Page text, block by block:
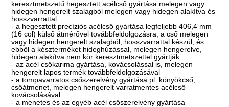
keresztmetszetű hegesztett acélcső gyártása melegen vagy
hidegen hengerelt szalagból melegen vagy hidegen alakítva és
hosszvarrattal
- a hegesztett precíziós acélcső gyártása legfeljebb 406,4 mm
(16 col) külső átmérővel továbbfeldolgozásra, a cső melegen
vagy hidegen hengerelt szalagból, hosszvarrattal készül, és
ebből a készterméket hideghúzással, melegen hengerelve,
hidegen alakítva nem kör keresztmetszettel gyártják
- az acél csőkarima gyártása, kovácsolással is, melegen
hengerelt lapos termék továbbfeldolgozásával
- a tompavarratos csőszerelvény gyártása pl. könyökcső,
csőátmenet, melegen hengerelt varratmentes acélcső
kovácsolásával
- a menetes és az egyéb acél csőszerelvény gyártása